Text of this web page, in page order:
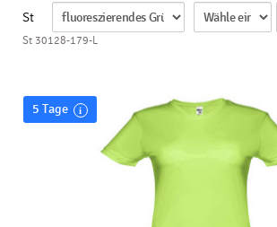
St
St 30128-179-L
5 Tage